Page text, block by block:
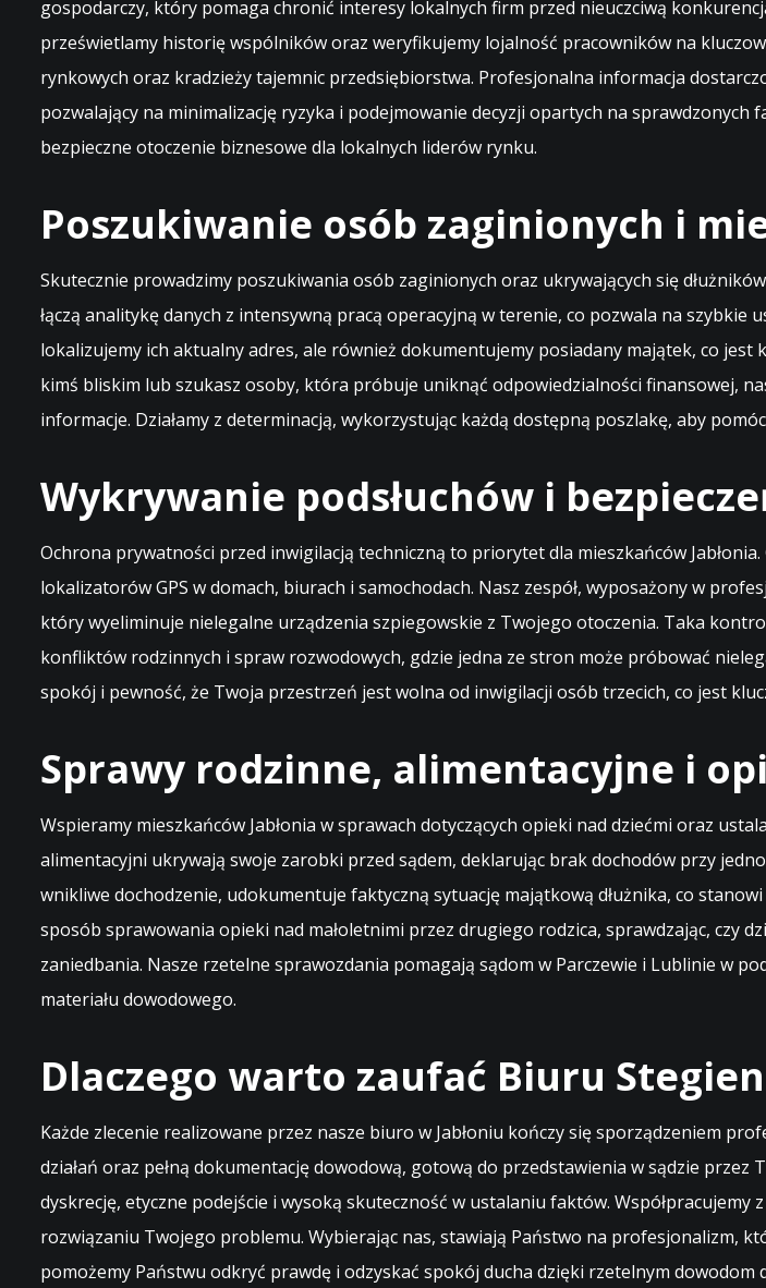
gospodarczy, który pomaga chronić interesy lokalnych firm przed nieuczciwą
prześwietlamy historię wspólników oraz weryfikujemy lojalność pracowników na
rynkowych oraz kradzieży tajemnic przedsiębiorstwa. Profesjonalna informacja
pozwalający na minimalizację ryzyka i podejmowanie decyzji opartych na sprawdzonych
bezpieczne otoczenie biznesowe dla lokalnych liderów rynku.
Poszukiwanie osób zaginionych i
Skutecznie prowadzimy poszukiwania osób zaginionych oraz ukrywających się
łączą analitykę danych z intensywną pracą operacyjną w terenie, co pozwala na
lokalizujemy ich aktualny adres, ale również dokumentujemy posiadany majątek, co
kimś bliskim lub szukasz osoby, która próbuje uniknąć odpowiedzialności finansowej,
informacje. Działamy z determinacją, wykorzystując każdą dostępną poszlakę, aby
Wykrywanie podsłuchów i
Ochrona prywatności przed inwigilacją techniczną to priorytet dla mieszkańców
lokalizatorów GPS w domach, biurach i samochodach. Nasz zespół, wyposażony w
który wyeliminuje nielegalne urządzenia szpiegowskie z Twojego otoczenia. Taka
konfliktów rodzinnych i spraw rozwodowych, gdzie jedna ze stron może próbować
spokój i pewność, że Twoja przestrzeń jest wolna od inwigilacji osób trzecich, co jest
Sprawy rodzinne, alimentacyjne i
Wspieramy mieszkańców Jabłonia w sprawach dotyczących opieki nad dziećmi oraz
alimentacyjni ukrywają swoje zarobki przed sądem, deklarując brak dochodów przy
wnikliwe dochodzenie, udokumentuje faktyczną sytuację majątkową dłużnika, co
sposób sprawowania opieki nad małoletnimi przez drugiego rodzica, sprawdzając, czy
zaniedbania. Nasze rzetelne sprawozdania pomagają sądom w Parczewie i Lublinie w
materiału dowodowego.
Dlaczego warto zaufać Biuru
Każde zlecenie realizowane przez nasze biuro w Jabłoniu kończy się sporządzeniem
działań oraz pełną dokumentację dowodową, gotową do przedstawienia w sądzie
dyskrecję, etyczne podejście i wysoką skuteczność w ustalaniu faktów.
rozwiązaniu Twojego problemu. Wybierając nas, stawiają Państwo na profesjonalizm,
pomożemy Państwu odkryć prawdę i odzyskać spokój ducha dzięki rzetelnym